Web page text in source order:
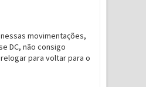
movimentações,
DC, não consigo
para voltar para o